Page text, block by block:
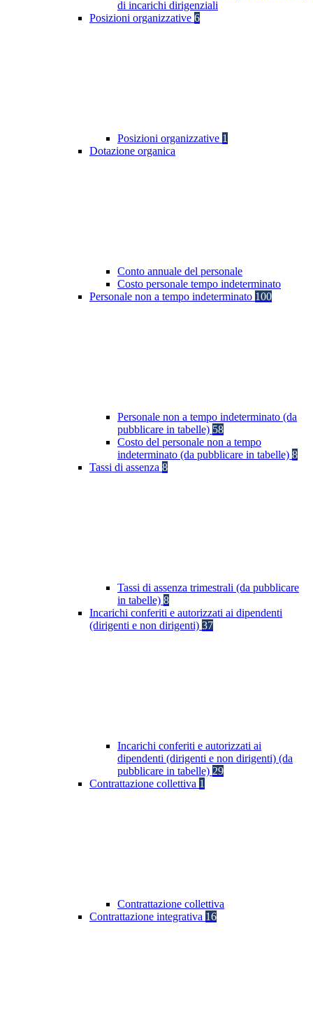
di incarichi dirigenziali
Posizioni organizzative 6
Posizioni organizzative 1
Dotazione organica
Conto annuale del personale
Costo personale tempo indeterminato
Personale non a tempo indeterminato 100
Personale non a tempo indeterminato (da
pubblicare in tabelle) 58
Costo del personale non a tempo
indeterminato (da pubblicare in tabelle) 8
Tassi di assenza 8
Tassi di assenza trimestrali (da pubblicare
in tabelle) 8
Incarichi conferiti e autorizzati ai dipendenti
(dirigenti e non dirigenti) 37
Incarichi conferiti e autorizzati ai
dipendenti (dirigenti e non dirigenti) (da
pubblicare in tabelle) 29
Contrattazione collettiva 1
Contrattazione collettiva
Contrattazione integrativa 16